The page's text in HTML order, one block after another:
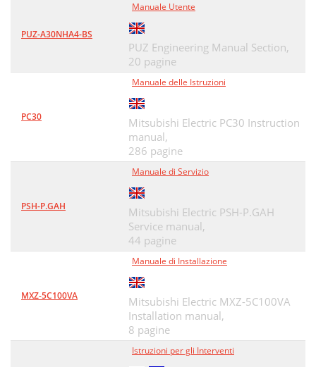
PUZ-A30NHA4-BS
Manuale Utente
PUZ Engineering Manual Section,
20 pagine
PC30
Manuale delle Istruzioni
Mitsubishi Electric PC30 Instruction
manual,
286 pagine
PSH-P.GAH
Manuale di Servizio
Mitsubishi Electric PSH-P.GAH
Service manual,
44 pagine
MXZ-5C100VA
Manuale di Installazione
Mitsubishi Electric MXZ-5C100VA
Installation manual,
8 pagine
Istruzioni per gli Interventi